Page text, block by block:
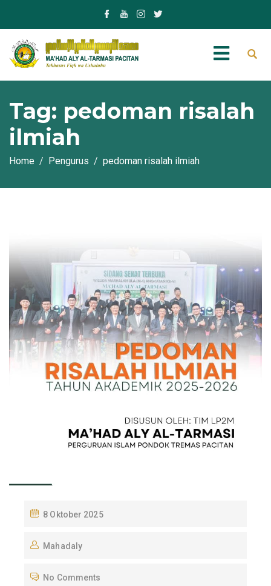
Tag: pedoman risalah
ilmiah
Home Pengurus pedoman risalah ilmiah
P
S
E
8 Oktober 2025
Mahadaly
No Comments